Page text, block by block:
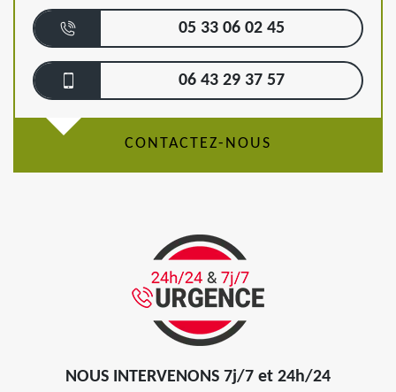
05 33 06 02 45
06 43 29 37 57
CONTACTEZ-NOUS
NOUS INTERVENONS 7j/7 et 24h/24